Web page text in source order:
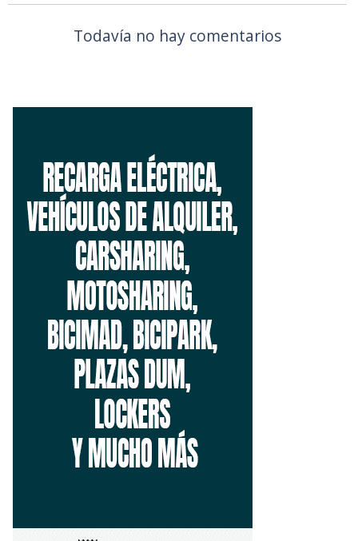
Todavía no hay comentarios